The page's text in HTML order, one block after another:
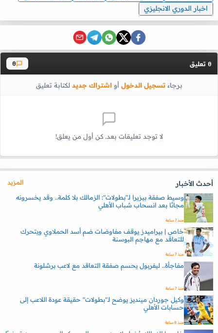
اخبار الدوري الانجليزي
0 تعليق 0
برجاءتسجيل الدخول أواشتراك جديد لكتابة تعليق
لا توجد تعليقات بعد. كن أول من يعلق!
أحدث الأخبار
المزيد
وسيط صفقة بيزيرا لـ"بطولات": الزمالك بلا كلمة.. وقد يخسرونه
مجانًا بعد انسحاب شباب الأهلي
منذ 7 ساعة
خاص | بيراميدز يوقف مفاوضات ضم أسد الحملاوي ويتحرك
للتعاقد مع مهاجم البوسنة
منذ 7 ساعة
مفاجأة.. ليفربول يحسم صفقة التعاقد مع لاعب برشلونة
منذ 7 ساعة
وكيل جوردان مينديز يوضح لـ"بطولات" حقيقة عودة اللاعب إلى
حسابات الأهلي
منذ 8 ساعة